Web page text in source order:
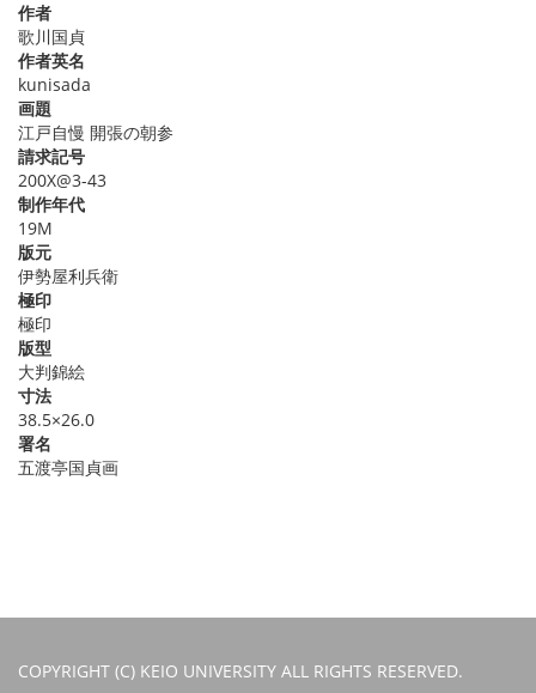
作者
歌川国貞
作者英名
kunisada
画題
江戸自慢 開張の朝参
請求記号
200X@3-43
制作年代
19M
版元
伊勢屋利兵衛
極印
極印
版型
大判錦絵
寸法
38.5×26.0
署名
五渡亭国貞画
COPYRIGHT (C) KEIO UNIVERSITY ALL RIGHTS RESERVED.